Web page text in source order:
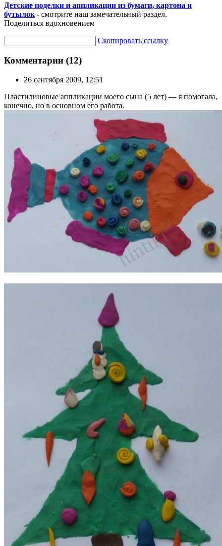
Детские поделки и аппликации из бумаги, картона и
бутылок - смотрите наш замечательный раздел.
Поделиться вдохновением
Скопировать ссылку
Комментарии (12)
26 сентября 2009, 12:51
Пластилиновые аппликации моего сына (5 лет) — я помогала,
конечно, но в основном его работа.